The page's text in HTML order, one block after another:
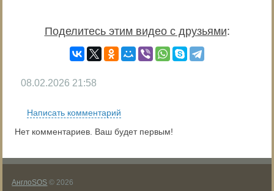
Поделитесь этим видео с друзьями:
08.02.2026 21:58
Написать комментарий
Нет комментариев. Ваш будет первым!
АнглоSOS © 2026